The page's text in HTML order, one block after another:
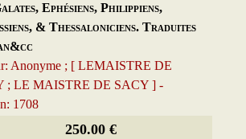
Ephésiens, Philippiens,
& Thessaloniciens. Traduites
Anonyme ; [ LEMAISTRE DE
; LE MAISTRE DE SACY ] -
1708
250.00 €